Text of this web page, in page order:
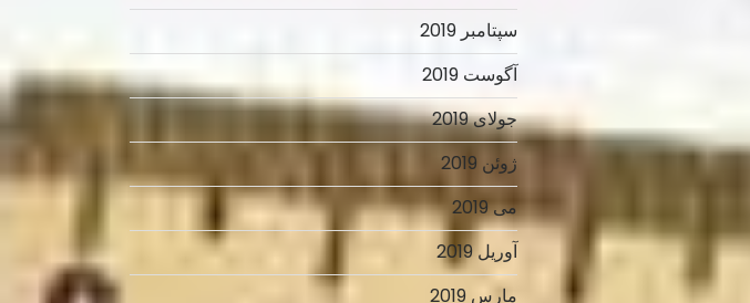
سپتامبر 2019
آگوست 2019
جولای 2019
ژوئن 2019
می 2019
آوریل 2019
مارس 2019